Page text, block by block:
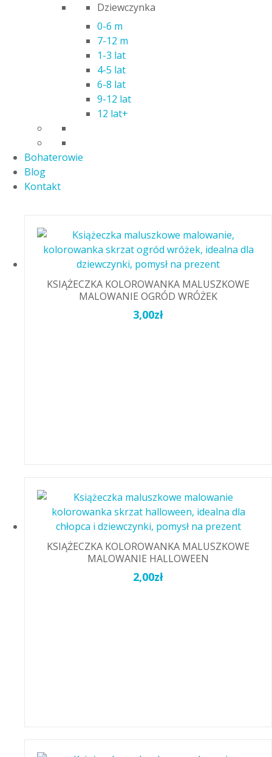
Dziewczynka
0-6 m
7-12 m
1-3 lat
4-5 lat
6-8 lat
9-12 lat
12 lat+
Bohaterowie
Blog
Kontakt
KSIĄŻECZKA KOLOROWANKA MALUSZKOWE
MALOWANIE SYRENKI
KSIĄŻECZKA KOLOROWANKA MALUSZKOWE
MALOWANIE OGRÓD WRÓŻEK
3,00zł
KSIĄŻECZKA KOLOROWANKA MALUSZKOWE
MALOWANIE HALLOWEEN
2,00zł